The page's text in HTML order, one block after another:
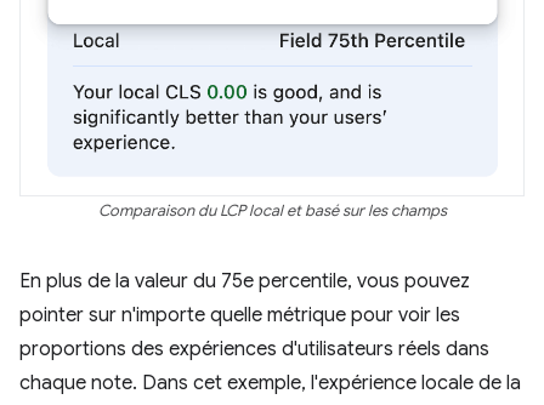
Comparaison du LCP local et basé sur les champs
En plus de la valeur du 75e percentile, vous pouvez
pointer sur n'importe quelle métrique pour voir les
proportions des expériences d'utilisateurs réels dans
chaque note. Dans cet exemple, l'expérience locale de la